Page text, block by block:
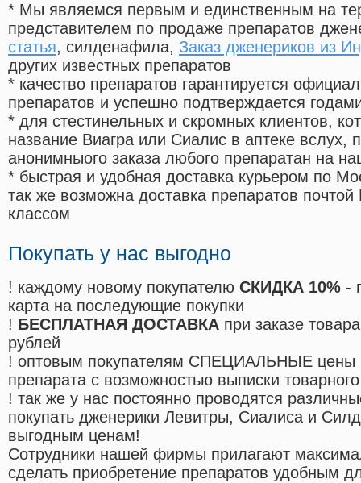
* Мы являемся первым и единственным на
представителем по продаже препаратов
статья, силденафила, Заказ дженериков из
других известных препаратов
* качество препаратов гарантируется
препаратов и успешно подтверждается
* для стестинельных и скромных клиентов,
название Виагра или Сиалис в аптеке вслух,
анонимныого заказа любого препаратан на
* быстрая и удобная доставка курьером по
так же возможна доставка препаратов
классом
Покупать у нас выгодно
! каждому новому покупателю СКИДКА 10% -
карта на последующие покупки
! БЕСПЛАТНАЯ ДОСТАВКА при заказе
рублей
! оптовым покупателям СПЕЦИАЛЬНЫЕ цены
препарата с возможностью выписки
! так же у нас постоянно проводятся
покупать дженерики Левитры, Сиалиса и
выгодным ценам!
Cотрудники нашей фирмы прилагают
сделать приобретение препаратов удобным